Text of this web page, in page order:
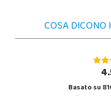
COSA DICONO
Basato su